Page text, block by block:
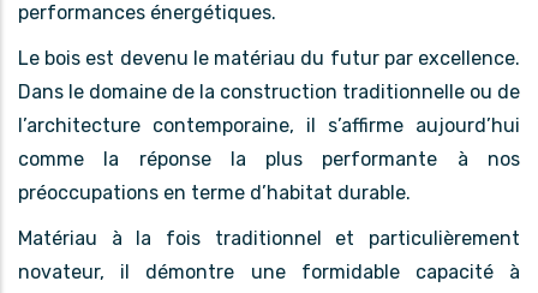
performances énergétiques.
Le bois est devenu le matériau du futur par excellence.
Dans le domaine de la construction traditionnelle ou de
l’architecture contemporaine, il s’affirme aujourd’hui
comme la réponse la plus performante à nos
préoccupations en terme d’habitat durable.
Matériau à la fois traditionnel et particulièrement
novateur, il démontre une formidable capacité à